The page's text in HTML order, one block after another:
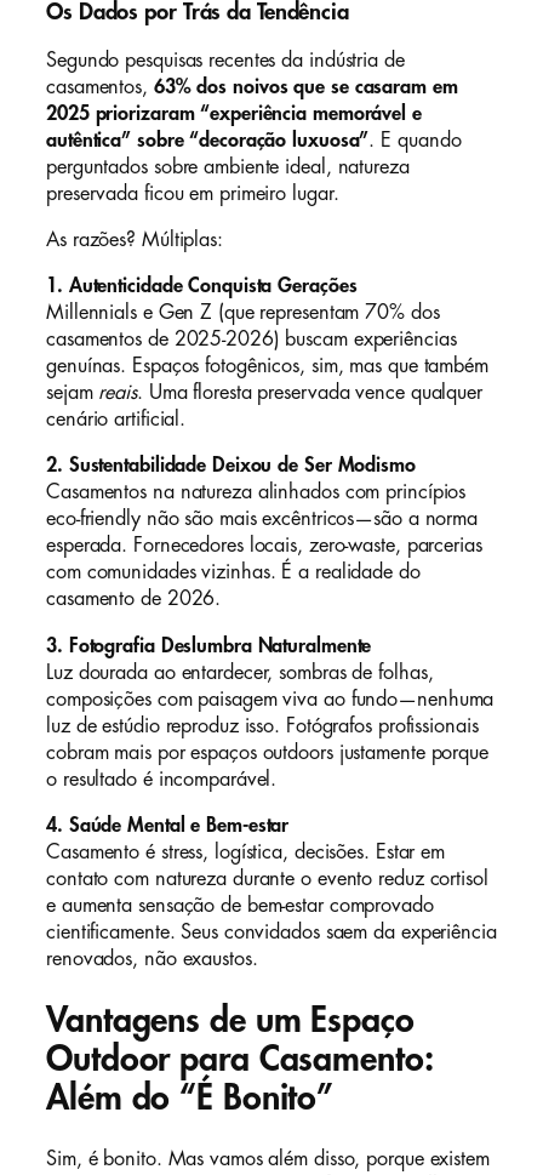
Os Dados por Trás da Tendência
Segundo pesquisas recentes da indústria de
casamentos, 63% dos noivos que se casaram em
2025 priorizaram “experiência memorável e
autêntica” sobre “decoração luxuosa”. E quando
perguntados sobre ambiente ideal, natureza
preservada ficou em primeiro lugar.
As razões? Múltiplas:
1. Autenticidade Conquista Gerações
Millennials e Gen Z (que representam 70% dos
casamentos de 2025-2026) buscam experiências
genuínas. Espaços fotogênicos, sim, mas que também
sejam reais. Uma floresta preservada vence qualquer
cenário artificial.
2. Sustentabilidade Deixou de Ser Modismo
Casamentos na natureza alinhados com princípios
eco-friendly não são mais excêntricos—são a norma
esperada. Fornecedores locais, zero-waste, parcerias
com comunidades vizinhas. É a realidade do
casamento de 2026.
3. Fotografia Deslumbra Naturalmente
Luz dourada ao entardecer, sombras de folhas,
composições com paisagem viva ao fundo—nenhuma
luz de estúdio reproduz isso. Fotógrafos profissionais
cobram mais por espaços outdoors justamente porque
o resultado é incomparável.
4. Saúde Mental e Bem-estar
Casamento é stress, logística, decisões. Estar em
contato com natureza durante o evento reduz cortisol
e aumenta sensação de bem-estar comprovado
cientificamente. Seus convidados saem da experiência
renovados, não exaustos.
Vantagens de um Espaço
Outdoor para Casamento:
Além do “É Bonito”
Sim, é bonito. Mas vamos além disso, porque existem